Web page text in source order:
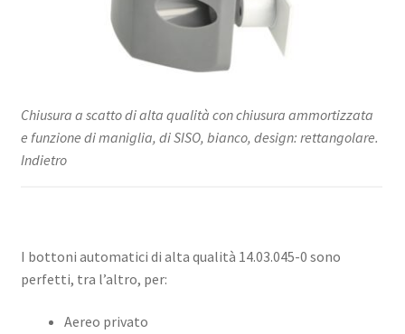
Chiusura a scatto di alta qualità con chiusura ammortizzata
e funzione di maniglia, di SISO, bianco, design: rettangolare.
Indietro
I bottoni automatici di alta qualità 14.03.045-0 sono
perfetti, tra l’altro, per:
Aereo privato